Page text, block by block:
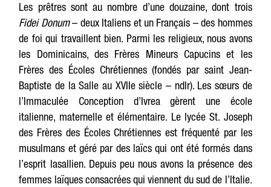
Les prêtres sont au nombre d’une douzaine, dont trois
Fidei Donum– deux Italiens et un Français – des hommes
de foi qui travaillent bien. Parmi les religieux, nous avons
les Dominicains, des Frères Mineurs Capucins et les
Frères des Écoles Chrétiennes (fondés par saint Jean-
Baptiste de la Salle au XVIIe siècle – ndlr). Les sœurs de
l’Immaculée Conception d’Ivrea gèrent une école
italienne, maternelle et élémentaire. Le lycée St. Joseph
des Frères des Écoles Chrétiennes est fréquenté par les
musulmans et géré par des laïcs qui ont été formés dans
l’esprit lasallien. Depuis peu nous avons la présence des
femmes laïques consacrées qui viennent du sud de l’Italie.